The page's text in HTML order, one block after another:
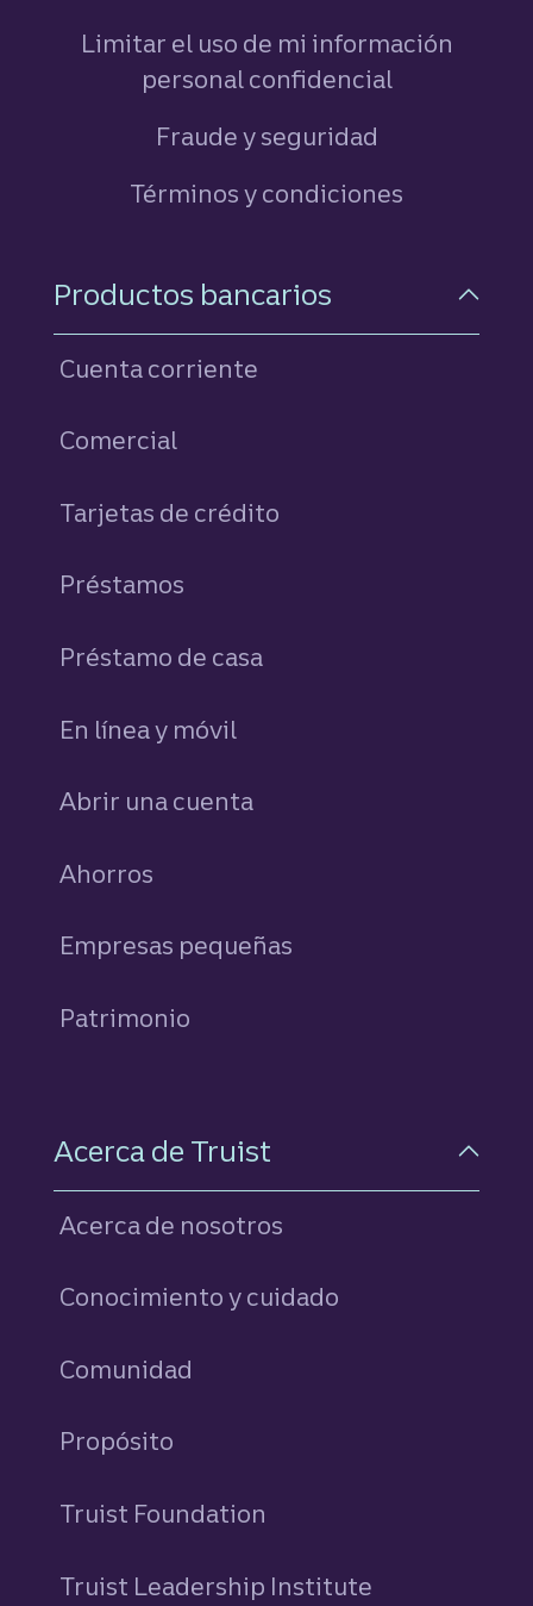
Limitar el uso de mi información
personal confidencial
Fraude y seguridad
Términos y condiciones
Navegación a pie de
Productos bancarios
Cuenta corriente
Comercial
Tarjetas de crédito
Préstamos
Préstamo de casa
En línea y móvil
Abrir una cuenta
Ahorros
Empresas pequeñas
Patrimonio
Acerca de Truist
Acerca de nosotros
Conocimiento y cuidado
Comunidad
Propósito
Truist Foundation
Truist Leadership Institute